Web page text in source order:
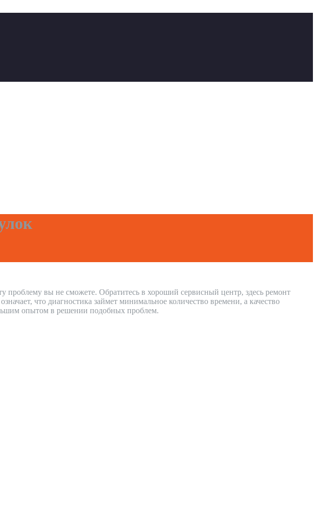
проблему вы не сможете. Обратитесь в хороший сервисный центр, здесь ремонт
что диагностика займет минимальное количество времени, а качество
опытом в решении подобных проблем.